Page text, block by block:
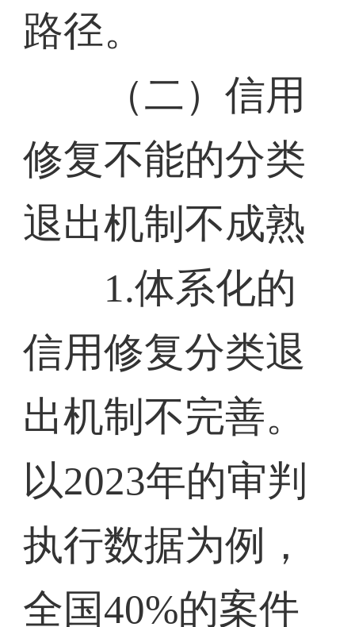
路径。
（二）信用
修复不能的分类
退出机制不成熟
1.体系化的
信用修复分类退
出机制不完善。
以2023年的审判
执行数据为例，
全国40%的案件